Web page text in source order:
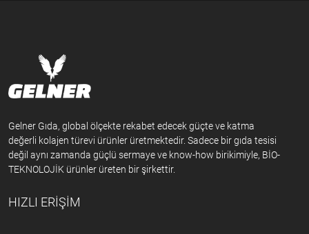
Gelner Gıda, global ölçekte rekabet edecek güçte ve katma
değerli kolajen türevi ürünler üretmektedir. Sadece bir gıda tesisi
değil aynı zamanda güçlü sermaye ve know-how birikimiyle, BİO-
TEKNOLOJİK ürünler üreten bir şirkettir.
HIZLI ERİŞİM